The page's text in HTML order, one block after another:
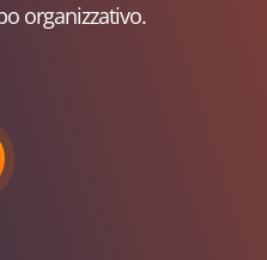
organizzativo.